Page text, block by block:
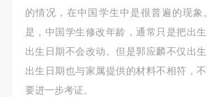
的情况，在中国学生中是很普遍的现象
是，中国学生修改年龄，通常只是把出
出生日期不会改动。但是郭应麟不仅出生
出生日期也与家属提供的材料不相符，
要进一步考证。